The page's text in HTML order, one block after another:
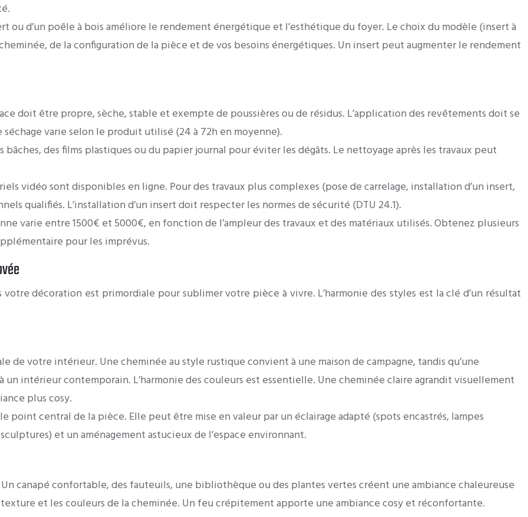
ou d’un poêle à bois améliore le rendement énergétique et l’esthétique du foyer. Le choix du modèle (insert à
de la configuration de la pièce et de vos besoins énergétiques. Un insert peut augmenter le rendement
doit être propre, sèche, stable et exempte de poussières ou de résidus. L’application des revêtements doit se
varie selon le produit utilisé (24 à 72h en moyenne).
des films plastiques ou du papier journal pour éviter les dégâts. Le nettoyage après les travaux peut
vidéo sont disponibles en ligne. Pour des travaux plus complexes (pose de carrelage, installation d’un insert,
qualifiés. L’installation d’un insert doit respecter les normes de sécurité (DTU 24.1).
varie entre 1500€ et 5000€, en fonction de l’ampleur des travaux et des matériaux utilisés. Obtenez plusieurs
pour les imprévus.
décoration est primordiale pour sublimer votre pièce à vivre. L’harmonie des styles est la clé d’un résultat
de votre intérieur. Une cheminée au style rustique convient à une maison de campagne, tandis qu’une
intérieur contemporain. L’harmonie des couleurs est essentielle. Une cheminée claire agrandit visuellement
plus cosy.
point central de la pièce. Elle peut être mise en valeur par un éclairage adapté (spots encastrés, lampes
et un aménagement astucieux de l’espace environnant.
canapé confortable, des fauteuils, une bibliothèque ou des plantes vertes créent une ambiance chaleureuse
et les couleurs de la cheminée. Un feu crépitement apporte une ambiance cosy et réconfortante.